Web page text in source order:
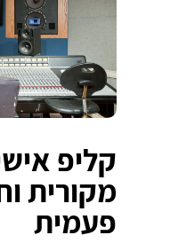
קליפ
מקורית
פעמית